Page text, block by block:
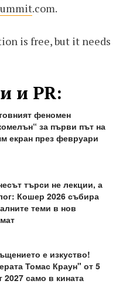
.com.
is free, but it needs
и PR:
феномен
за първи път на
екран през февруари
търси не лекции, а
Кошер 2026 събира
теми в нов
е изкуство!
Томас Краун" от 5
2027 само в кината